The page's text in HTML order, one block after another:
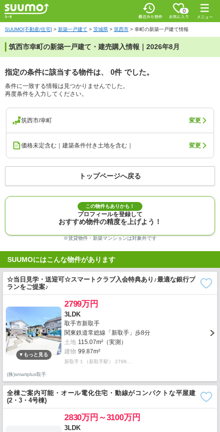
0
SUUMO[不動産/住宅] > 新築一戸建て > 茨城県 > 筑西市 > 幸町の新築一戸建て情報
筑西市幸町の新築一戸建て・建売購入情報｜2026年8月
指定の条件に該当する物件は、 0件 でした。
条件に一致する情報は見つかりませんでした。
再度条件を入力してください。
筑西市/幸町 変更
価格未定含む｜建築条件付き土地を含む｜ 変更
トップページへ戻る
この物件もありかも！
プロフィールを登録して
おすすめ物件の精度を上げよう！
※賃貸物件・新築マンションは対象外です
SUUMOにはこんな物件があります
☆当日見学・送迎可☆スマートクラブ入会特典あり♪最適な銀行プ
ランをご提案♪
2799万円
3LDK
取手市新取手
関東鉄道常総線「新取手」歩8分
土地 115.07m²（実測）
建物 99.87m²
新取手１（新取手駅） 2799…
(株)smartplus取手
全棟ご案内可能・オール電化住宅・動線がコンパクトな平屋建
(2・3・4号棟)
2830万円～3100万円
3LDK